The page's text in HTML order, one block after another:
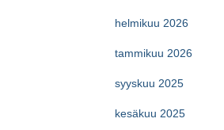
helmikuu 2026
tammikuu 2026
syyskuu 2025
kesäkuu 2025